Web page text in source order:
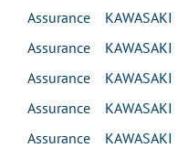
Assurance
Assurance
Assurance
Assurance
Assurance